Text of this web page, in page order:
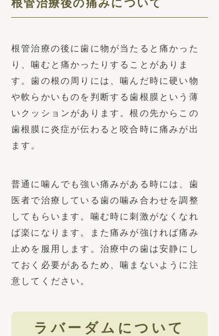
根管治療後の痛みについて
根管治療の後に歯に物が当たると痛かった
り、噛むと痛かったりすることがありま
す。歯の根の周りには、噛んだ時に硬い物
や軟らかいものを判断する歯根膜という薄
いクッションがあります。根の先からこの
歯根膜に炎症が伝わると咬合時に痛みが出
ます。
普通に噛んでも強い痛みがある時には、歯
医者で治療している歯の噛み合わせを調整
してもらいます。噛む時に刺激がなくなれ
ば楽になります。また痛みが強ければ痛み
止めを服用します。治療中の歯は安静にし
ておく必要があるため、噛まないように注
意してください。
ラバーダムについて